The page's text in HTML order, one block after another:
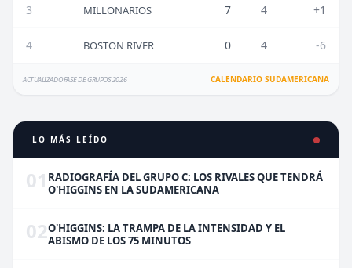
3 MILLONARIOS 7 4 +1
4 BOSTON RIVER 0 4 -6
ACTUALIZADO FASE DE GRUPOS 2026 CALENDARIO SUDAMERICANA
LO MÁS LEÍDO
01 RADIOGRAFÍA DEL GRUPO C: LOS RIVALES QUE TENDRÁ
O'HIGGINS EN LA SUDAMERICANA
02O'HIGGINS: LA TRAMPA DE LA INTENSIDAD Y EL
ABISMO DE LOS 75 MINUTOS